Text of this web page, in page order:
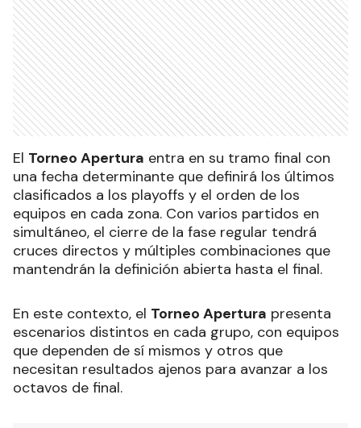
El Torneo Apertura entra en su tramo final con
una fecha determinante que definirá los últimos
clasificados a los playoffs y el orden de los
equipos en cada zona. Con varios partidos en
simultáneo, el cierre de la fase regular tendrá
cruces directos y múltiples combinaciones que
mantendrán la definición abierta hasta el final.
En este contexto, el Torneo Apertura presenta
escenarios distintos en cada grupo, con equipos
que dependen de sí mismos y otros que
necesitan resultados ajenos para avanzar a los
octavos de final.